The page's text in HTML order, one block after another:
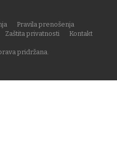
pridržana.
Pravila prenošenja
Zaštita privatnosti
Kontakt